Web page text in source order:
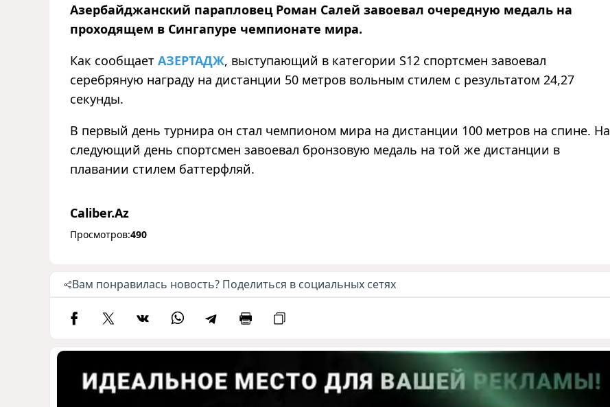
Азербайджанский парапловец Роман Салей завоевал очередную медаль на
проходящем в Сингапуре чемпионате мира.
Как сообщает АЗЕРТАДЖ, выступающий в категории S12 спортсмен завоевал
серебряную награду на дистанции 50 метров вольным стилем с результатом 24,27
секунды.
В первый день турнира он стал чемпионом мира на дистанции 100 метров на спине. На
следующий день спортсмен завоевал бронзовую медаль на той же дистанции в
плавании стилем баттерфляй.
Caliber.Az
Просмотров:490
Вам понравилась новость? Поделиться в социальных сетях